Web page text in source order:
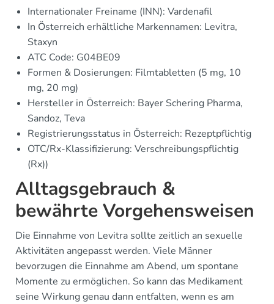
Internationaler Freiname (INN): Vardenafil
In Österreich erhältliche Markennamen: Levitra,
Staxyn
ATC Code: G04BE09
Formen & Dosierungen: Filmtabletten (5 mg, 10
mg, 20 mg)
Hersteller in Österreich: Bayer Schering Pharma,
Sandoz, Teva
Registrierungsstatus in Österreich: Rezeptpflichtig
OTC/Rx-Klassifizierung: Verschreibungspflichtig
(Rx))
Alltagsgebrauch &
bewährte Vorgehensweisen
Die Einnahme von Levitra sollte zeitlich an sexuelle
Aktivitäten angepasst werden. Viele Männer
bevorzugen die Einnahme am Abend, um spontane
Momente zu ermöglichen. So kann das Medikament
seine Wirkung genau dann entfalten, wenn es am